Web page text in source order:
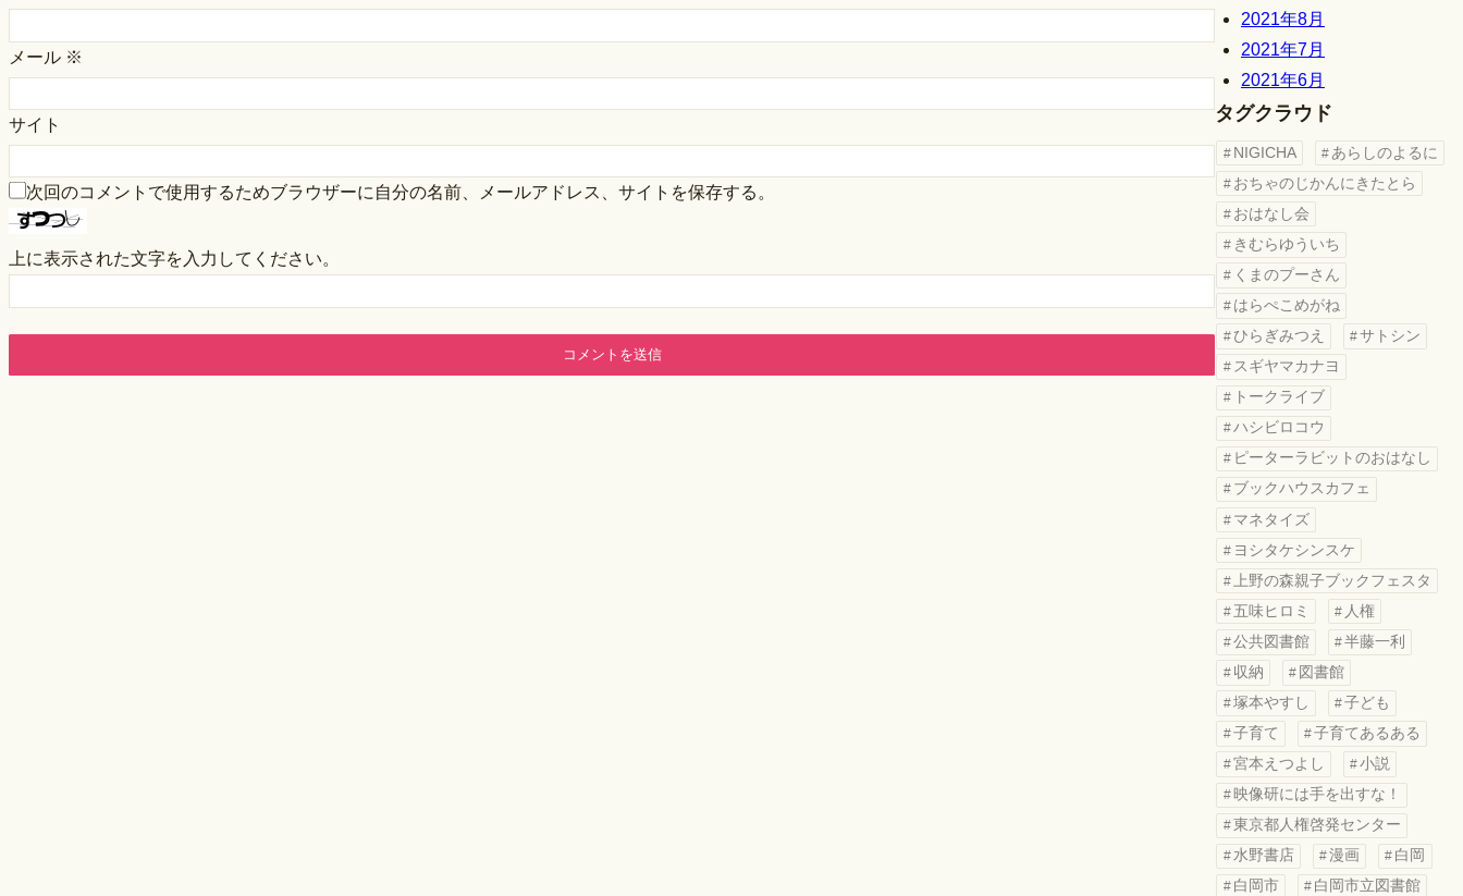
メール ※
サイト
次回のコメントで使用するためブラウザーに自分の名前、メールアドレス、サイトを保存する。
上に表示された文字を入力してください。
2021年8月
2021年7月
2021年6月
タグクラウド
NIGICHA
あらしのよるに
おちゃのじかんにきたとら
おはなし会
きむらゆういち
くまのプーさん
はらぺこめがね
ひらぎみつえ
サトシン
スギヤマカナヨ
トークライブ
ハシビロコウ
ピーターラビットのおはなし
ブックハウスカフェ
マネタイズ
ヨシタケシンスケ
上野の森親子ブックフェスタ
五味ヒロミ
人権
公共図書館
半藤一利
収納
図書館
塚本やすし
子ども
子育て
子育てあるある
宮本えつよし
小説
映像研には手を出すな！
東京都人権啓発センター
水野書店
漫画
白岡
白岡市
白岡市立図書館